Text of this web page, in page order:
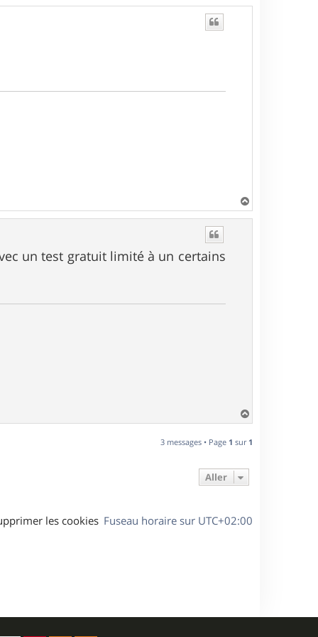
a
un test gratuit limité à un certains
a
t
3 messages • Page 1 sur 1
Aller
Fuseau horaire sur UTC+02:00
les cookies